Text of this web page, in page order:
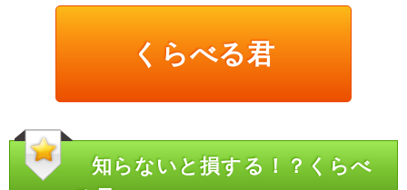
くらべる君
知らないと損する！？くらべ